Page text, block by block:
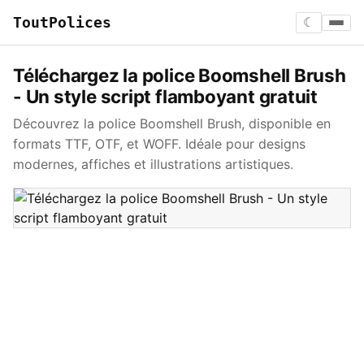
ToutPolices ☾
Téléchargez la police Boomshell Brush
- Un style script flamboyant gratuit
Découvrez la police Boomshell Brush, disponible en
formats TTF, OTF, et WOFF. Idéale pour designs
modernes, affiches et illustrations artistiques.